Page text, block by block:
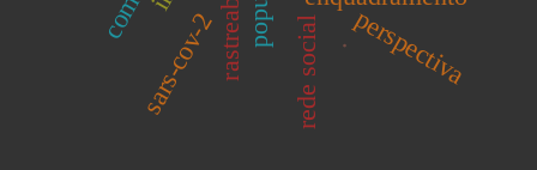
. perspectiva
rede social
sars-cov-2